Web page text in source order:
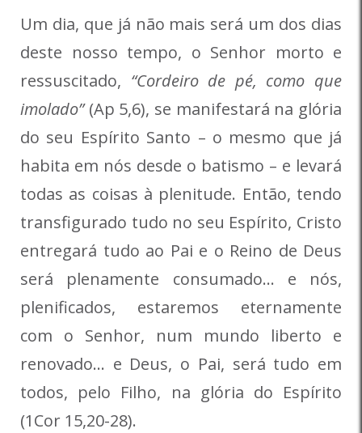
Um dia, que já não mais será um dos dias
deste nosso tempo, o Senhor morto e
ressuscitado, “Cordeiro de pé, como que
imolado”(Ap 5,6), se manifestará na glória
do seu Espírito Santo – o mesmo que já
habita em nós desde o batismo – e levará
todas as coisas à plenitude. Então, tendo
transfigurado tudo no seu Espírito, Cristo
entregará tudo ao Pai e o Reino de Deus
será plenamente consumado… e nós,
plenificados, estaremos eternamente
com o Senhor, num mundo liberto e
renovado… e Deus, o Pai, será tudo em
todos, pelo Filho, na glória do Espírito
(1Cor 15,20-28).